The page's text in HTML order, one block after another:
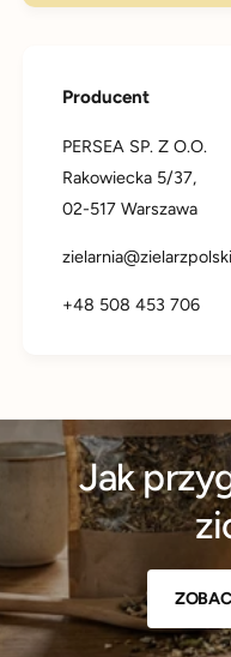
Producent
PERSEA SP. Z O.O.
Rakowiecka 5/37,
02-517 Warszawa
+48 508 453 706
Jak